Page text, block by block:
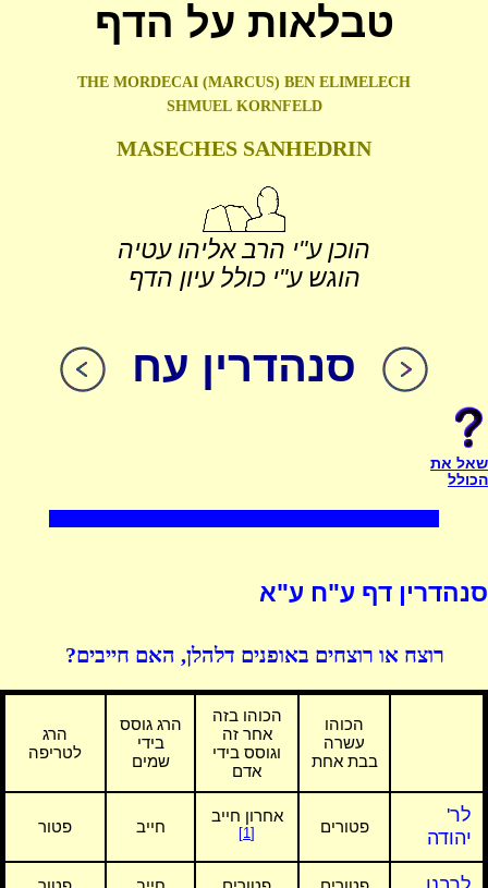
טבלאות על הדף
THE MORDECAI (MARCUS) BEN ELIMELECH
SHMUEL KORNFELD
MASECHES SANHEDRIN
הוכן ע"י הרב אליהו עטיה
הוגש ע"י כולל עיון הדף
סנהדרין עח
שאל את
הכולל
סנהדרין דף ע"ח ע"א
רוצח או רוצחים באופנים דלהלן, האם חייבים?
הכוהו
עשרה
בבת אחת
הכוהו בזה
אחר זה
וגוסס בידי
אדם
הרג גוסס
בידי
שמים
הרג
לטריפה
לר'
יהודה
פטורים
אחרון חייב
[1] חייב פטור